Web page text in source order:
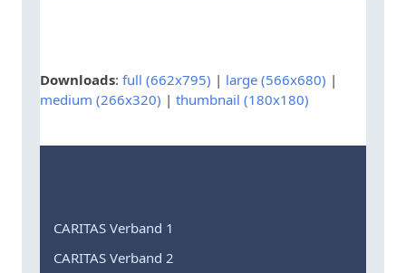
Downloads: full (662x795) | large (566x680) |
medium (266x320) | thumbnail (180x180)
CARITAS Verband 1
CARITAS Verband 2